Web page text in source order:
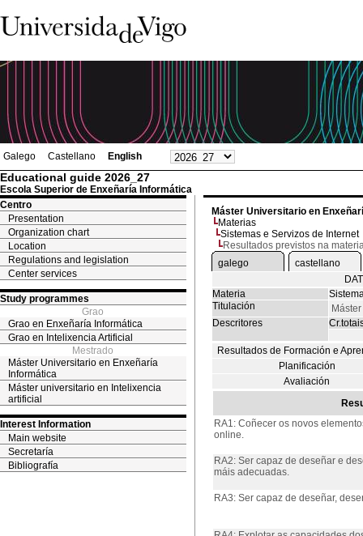
Galego Castellano English
Educational guide 2026_27
Escola Superior de Enxeñaría Informática
Centro
Presentation
Organization chart
Location
Regulations and legislation
Center services
Study programmes
Grao
Grao en Enxeñaría Informática
Grao en Intelixencia Artificial
Mestrado
Máster Universitario en Enxeñaría
Informática
Máster universitario en Intelixencia
artificial
Interest Information
Main website
Secretaría
Bibliografía
Máster Universitario en
Materias
Sistemas e Servizos de Internet
Resultados previstos na
galego
castellano
Materia
Titulación
Descritores
Resultados de Formación e
Planificación
Avaliación
RA1: Coñecer os novos
online.
RA2: Ser capaz de deseñar e
máis adecuadas.
RA3: Ser capaz de deseñar,